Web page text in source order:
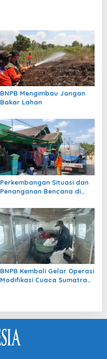
BNPB Mengimbau Jangan
Bakar Lahan
Perkembangan Situasi dan
Penanganan Bencana di
BNPB Kembali Gelar Operasi
Modifikasi Cuaca Sumatra